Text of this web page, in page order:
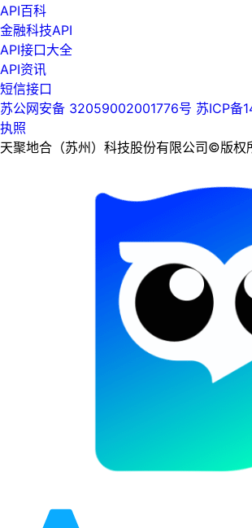
API百科
金融科技API
API接口大全
API资讯
短信接口
苏公网安备 32059002001776号 苏ICP备
执照
天聚地合（苏州）科技股份有限公司©版权